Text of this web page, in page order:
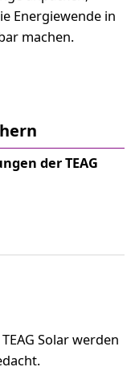
Energiewende in
machen.
der TEAG
Solar werden